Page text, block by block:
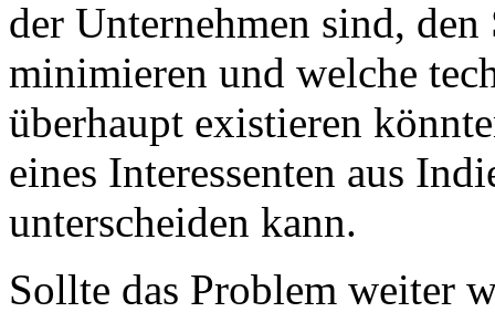
der Unternehmen sind,
minimieren und welche
überhaupt existieren
eines Interessenten aus
unterscheiden kann.
Sollte das Problem weiter